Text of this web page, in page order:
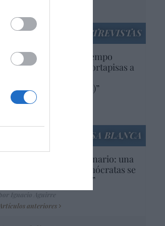
ENTREVISTAS
“Europa lleva mucho tiempo
poniendo aranceles y cortapisas a
americanas (y europeas)”
por Ana Sánchez Arjona
LA CASA BLANCA
EEUU. Inquietante escenario: una
tercera parte de los demócratas se
define como “socialista”
Artículos anteriores